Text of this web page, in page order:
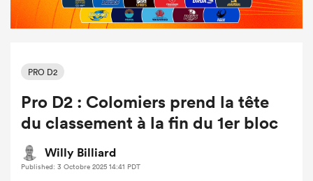
PRO D2
Pro D2 : Colomiers prend la tête
du classement à la fin du 1er bloc
Willy Billiard
Published: 3 Octobre 2025 14:41 PDT